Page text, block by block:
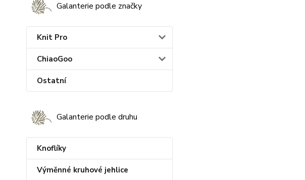
Galanterie podle značky
Knit Pro
ChiaoGoo
Ostatní
Galanterie podle druhu
Knoflíky
Výměnné kruhové jehlice